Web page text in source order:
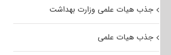
جذب هیات علمی وزارت بهداشت
جذب هیات علمی